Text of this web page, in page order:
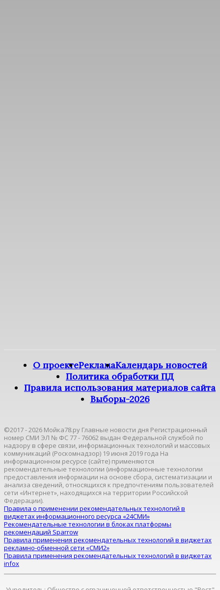
О проектеРекламаКалендарь новостей
Политика обработки ПД
Правила использования материалов сайта
Выборы-2026
©2017 - 2026 Мойка78.ру Главные новости дня Регистрационный
номер СМИ ЭЛ № ФС 77 - 76062 выдан Федеральной службой по
надзору в сфере связи, информационных технологий и массовых
коммуникаций (Роскомнадзор) 19 июня 2019 года На
информационном ресурсе (сайте) применяются
рекомендательные технологии (информационные технологии
предоставления информации на основе сбора, систематизации и
анализа сведений, относящихся к предпочтениям пользователей
сети «Интернет», находящихся на территории Российской
Федерации).
Правила о применении рекомендательных технологий в
виджетах информационного ресурса «24СМИ»
Рекомендательные технологии в блоках платформы
рекомендаций Sparrow
Правила применения рекомендательных технологий в виджетах
рекламно-обменной сети «СМИ2»
Правила применения рекомендательных технологий в виджетах
infox